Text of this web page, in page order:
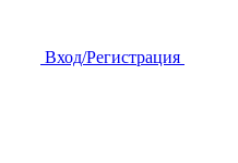
Вход/Регистрация